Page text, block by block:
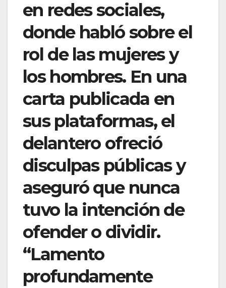
en redes sociales,
donde habló sobre el
rol de las mujeres y
los hombres. En una
carta publicada en
sus plataformas, el
delantero ofreció
disculpas públicas y
aseguró que nunca
tuvo la intención de
ofender o dividir.
“Lamento
profundamente